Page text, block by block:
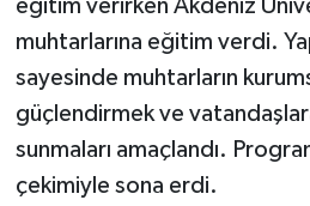
eğitim verirken Akdeniz
muhtarlarına eğitim verdi.
sayesinde muhtarların
güçlendirmek ve
sunmaları amaçlandı.
çekimiyle sona erdi.